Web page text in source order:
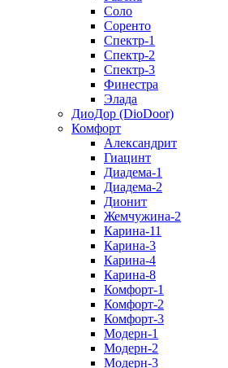
Соло
Соренто
Спектр-1
Спектр-2
Спектр-3
Финестра
Элада
ДиоДор (DioDoor)
Комфорт
Алекcандрит
Гиацинт
Диадема-1
Диадема-2
Дионит
Жемчужина-2
Карина-11
Карина-3
Карина-4
Карина-8
Комфорт-1
Комфорт-2
Комфорт-3
Модерн-1
Модерн-2
Модерн-3